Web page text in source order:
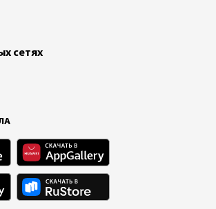
сетях